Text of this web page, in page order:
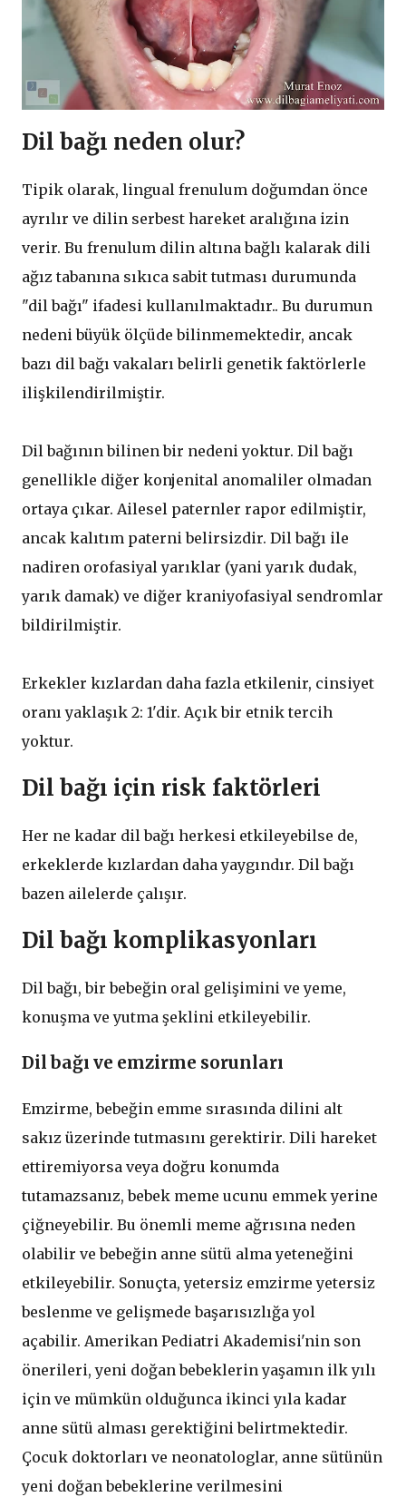
Dil bağı neden olur?
Tipik olarak, lingual frenulum doğumdan önce
ayrılır ve dilin serbest hareket aralığına izin
verir. Bu frenulum dilin altına bağlı kalarak dili
ağız tabanına sıkıca sabit tutması durumunda
"dil bağı" ifadesi kullanılmaktadır.. Bu durumun
nedeni büyük ölçüde bilinmemektedir, ancak
bazı dil bağı vakaları belirli genetik faktörlerle
ilişkilendirilmiştir.
Dil bağının bilinen bir nedeni yoktur. Dil bağı
genellikle diğer konjenital anomaliler olmadan
ortaya çıkar. Ailesel paternler rapor edilmiştir,
ancak kalıtım paterni belirsizdir. Dil bağı ile
nadiren orofasiyal yarıklar (yani yarık dudak,
yarık damak) ve diğer kraniyofasiyal sendromlar
bildirilmiştir.
Erkekler kızlardan daha fazla etkilenir, cinsiyet
oranı yaklaşık 2: 1'dir. Açık bir etnik tercih
yoktur.
Dil bağı için risk faktörleri
Her ne kadar dil bağı herkesi etkileyebilse de,
erkeklerde kızlardan daha yaygındır. Dil bağı
bazen ailelerde çalışır.
Dil bağı komplikasyonları
Dil bağı, bir bebeğin oral gelişimini ve yeme,
konuşma ve yutma şeklini etkileyebilir.
Dil bağı ve emzirme sorunları
Emzirme, bebeğin emme sırasında dilini alt
sakız üzerinde tutmasını gerektirir. Dili hareket
ettiremiyorsa veya doğru konumda
tutamazsanız, bebek meme ucunu emmek yerine
çiğneyebilir. Bu önemli meme ağrısına neden
olabilir ve bebeğin anne sütü alma yeteneğini
etkileyebilir. Sonuçta, yetersiz emzirme yetersiz
beslenme ve gelişmede başarısızlığa yol
açabilir. Amerikan Pediatri Akademisi'nin son
önerileri, yeni doğan bebeklerin yaşamın ilk yılı
için ve mümkün olduğunca ikinci yıla kadar
anne sütü alması gerektiğini belirtmektedir.
Çocuk doktorları ve neonatologlar, anne sütünün
yeni doğan bebeklerine verilmesini